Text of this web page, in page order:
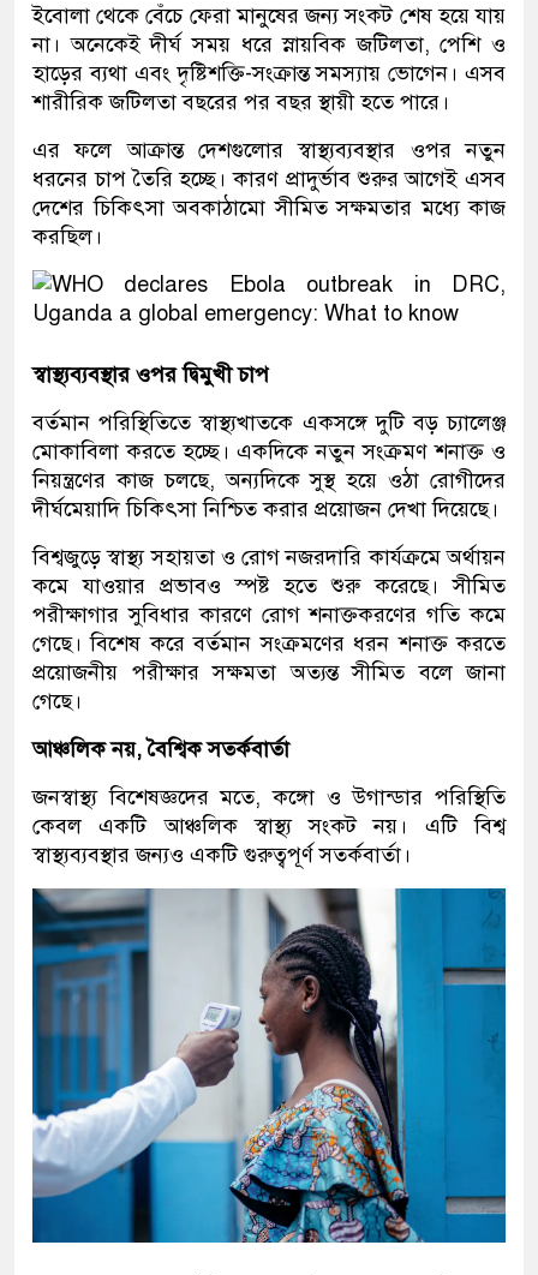
ইবোলা থেকে বেঁচে ফেরা মানুষের জন্য সংকট শেষ হয়ে যায়
না। অনেকেই দীর্ঘ সময় ধরে স্নায়বিক জটিলতা, পেশি ও
হাড়ের ব্যথা এবং দৃষ্টিশক্তি-সংক্রান্ত সমস্যায় ভোগেন। এসব
শারীরিক জটিলতা বছরের পর বছর স্থায়ী হতে পারে।
এর ফলে আক্রান্ত দেশগুলোর স্বাস্থ্যব্যবস্থার ওপর নতুন
ধরনের চাপ তৈরি হচ্ছে। কারণ প্রাদুর্ভাব শুরুর আগেই এসব
দেশের চিকিৎসা অবকাঠামো সীমিত সক্ষমতার মধ্যে কাজ
করছিল।
স্বাস্থ্যব্যবস্থার ওপর দ্বিমুখী চাপ
বর্তমান পরিস্থিতিতে স্বাস্থ্যখাতকে একসঙ্গে দুটি বড় চ্যালেঞ্জ
মোকাবিলা করতে হচ্ছে। একদিকে নতুন সংক্রমণ শনাক্ত ও
নিয়ন্ত্রণের কাজ চলছে, অন্যদিকে সুস্থ হয়ে ওঠা রোগীদের
দীর্ঘমেয়াদি চিকিৎসা নিশ্চিত করার প্রয়োজন দেখা দিয়েছে।
বিশ্বজুড়ে স্বাস্থ্য সহায়তা ও রোগ নজরদারি কার্যক্রমে অর্থায়ন
কমে যাওয়ার প্রভাবও স্পষ্ট হতে শুরু করেছে। সীমিত
পরীক্ষাগার সুবিধার কারণে রোগ শনাক্তকরণের গতি কমে
গেছে। বিশেষ করে বর্তমান সংক্রমণের ধরন শনাক্ত করতে
প্রয়োজনীয় পরীক্ষার সক্ষমতা অত্যন্ত সীমিত বলে জানা
গেছে।
আঞ্চলিক নয়, বৈশ্বিক সতর্কবার্তা
জনস্বাস্থ্য বিশেষজ্ঞদের মতে, কঙ্গো ও উগান্ডার পরিস্থিতি
কেবল একটি আঞ্চলিক স্বাস্থ্য সংকট নয়। এটি বিশ্ব
স্বাস্থ্যব্যবস্থার জন্যও একটি গুরুত্বপূর্ণ সতর্কবার্তা।